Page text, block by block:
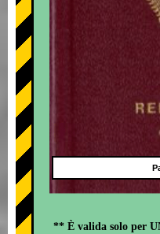
** È valida solo per